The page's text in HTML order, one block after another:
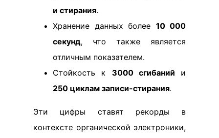
и стирания.
Хранение данных более 10 000
секунд, что также является
отличным показателем.
Стойкость к 3000 сгибаний и
250 циклам записи-стирания.
Эти цифры ставят рекорды в
контексте органической электроники,